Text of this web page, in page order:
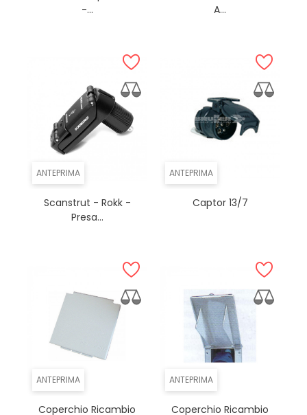
-...
A...
ANTEPRIMA
Scanstrut - Rokk -
Presa...
ANTEPRIMA
Captor 13/7
ANTEPRIMA
Coperchio Ricambio
ANTEPRIMA
Coperchio Ricambio